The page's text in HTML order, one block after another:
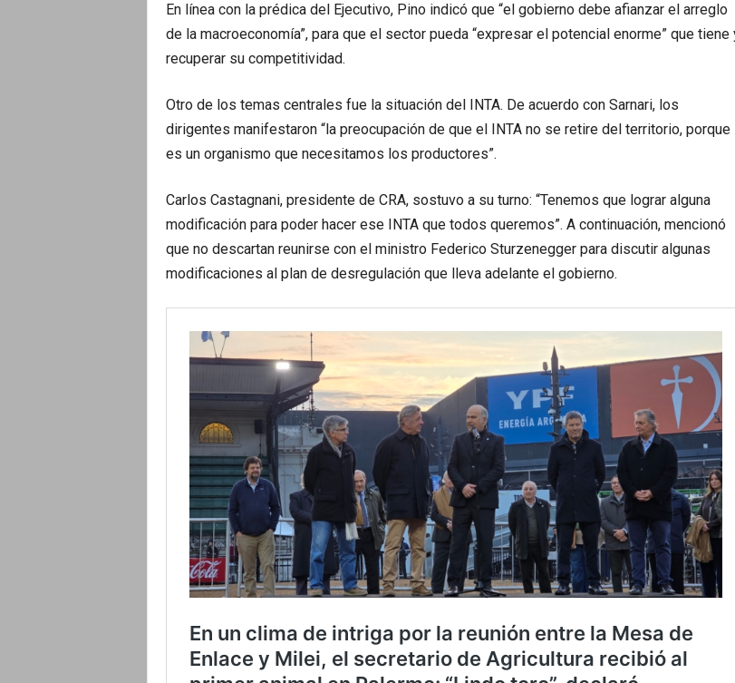
En línea con la prédica del Ejecutivo, Pino indicó que “el gobierno debe afianzar el arreglo
de la macroeconomía”, para que el sector pueda “expresar el potencial enorme” que tiene
recuperar su competitividad.
Otro de los temas centrales fue la situación del INTA. De acuerdo con Sarnari, los
dirigentes manifestaron “la preocupación de que el INTA no se retire del territorio, porque
es un organismo que necesitamos los productores”.
Carlos Castagnani, presidente de CRA, sostuvo a su turno: “Tenemos que lograr alguna
modificación para poder hacer ese INTA que todos queremos”. A continuación, mencionó
que no descartan reunirse con el ministro Federico Sturzenegger para discutir algunas
modificaciones al plan de desregulación que lleva adelante el gobierno.